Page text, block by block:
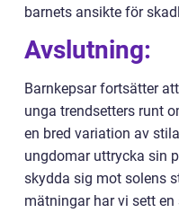
barnets ansikte för
Avslutning:
Barnkepsar fortsätter
unga trendsetters runt
en bred variation av
ungdomar uttrycka sin
skydda sig mot solens
mätningar har vi sett